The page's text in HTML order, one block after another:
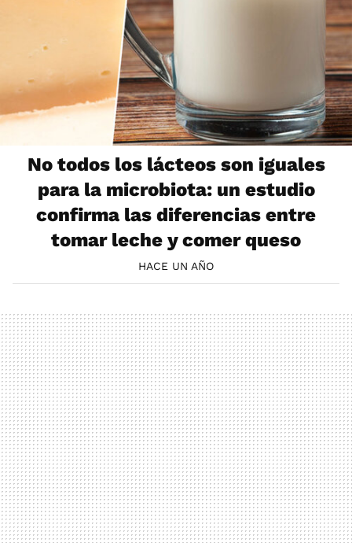
No todos los lácteos son iguales
para la microbiota: un estudio
confirma las diferencias entre
tomar leche y comer queso
HACE UN AÑO